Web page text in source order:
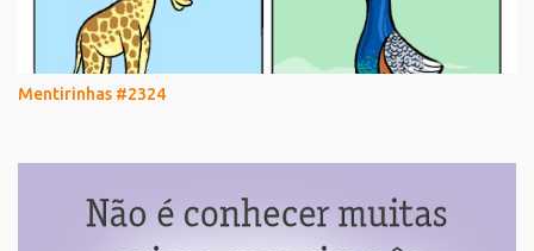
Mentirinhas #2324